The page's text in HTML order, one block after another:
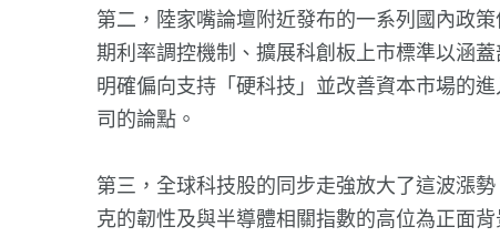
第二，陸家嘴論壇附近發布的一系列國內政
期利率調控機制、擴展科創板上市標準以涵
明確偏向支持「硬科技」並改善資本市場的
司的論點。
第三，全球科技股的同步走強放大了這波漲
克的韌性及與半導體相關指數的高位為正面